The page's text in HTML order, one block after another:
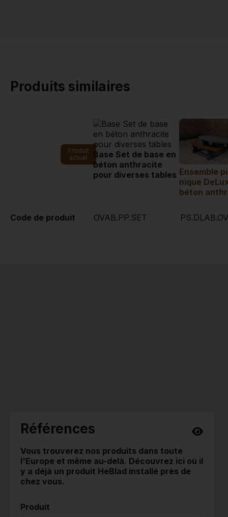
Produits similaires
Produit
actuel
Base Set de base en
béton anthracite
pour diverses tables Ensemble
nique
béton
Code de produit OVAB.PP.SET PS.DLAB.OV
Références
Vous trouverez nos produits dans toute
l'Europe et même au-delà. Découvrez ici où il
y a déjà un produit HeBlad installé près de
chez vous.
Produit